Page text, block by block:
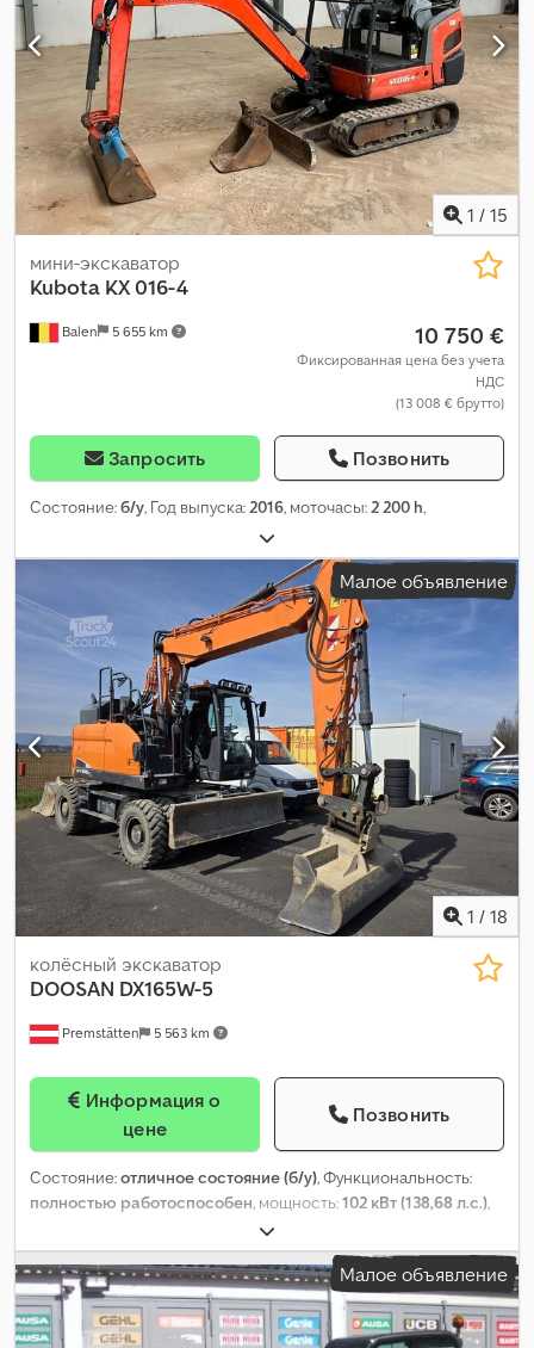
1 / 15
Balen 5 655 km
мини-экскаватор
Kubota KX 016-4
10 750 €
Фиксированная цена без учета
НДС
(13 008 € брутто)
Запросить Позвонить
Состояние:б/у, Год выпуска: 2016, моточасы: 2 200 h,
Малое объявление
1 / 18
Premstätten 5 563 km
колёсный экскаватор
DOOSAN DX165W-5
цене
Позвонить
Состояние:отличное состояние (б/у), Функциональность:
полностью работоспособен, мощность:102 кВт (138,68 л.с.),
автоматический, тип топлива:
оранжевый, общий вес:18 200 кг, Год выпуска:2021, моточасы:
2 017 h, Оборудование:4-в-1 ковш, гидравлика, гидравлика
захвата, гидравлический молот, кабина, кондиционер,
полный привод, стандартный ковш,
Малое объявление